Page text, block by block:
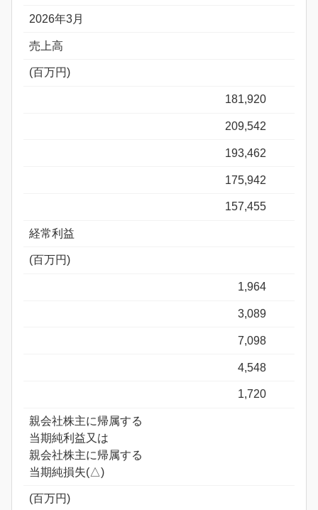
2026年3月
売上高
(百万円)
181,920
209,542
193,462
175,942
157,455
経常利益
(百万円)
1,964
3,089
7,098
4,548
1,720
親会社株主に帰属する
当期純利益又は
親会社株主に帰属する
当期純損失(△)
(百万円)